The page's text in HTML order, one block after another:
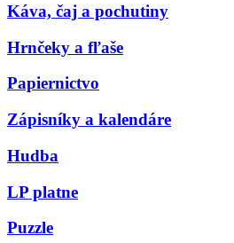
Káva, čaj a pochutiny
Hrnčeky a fľaše
Papiernictvo
Zápisníky a kalendáre
Hudba
LP platne
Puzzle